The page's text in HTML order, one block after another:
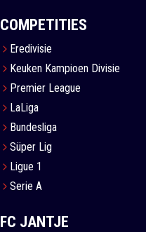
COMPETITIES
Eredivisie
Keuken Kampioen Divisie
Premier League
LaLiga
Bundesliga
Süper Lig
Ligue 1
Serie A
FC JANTJE